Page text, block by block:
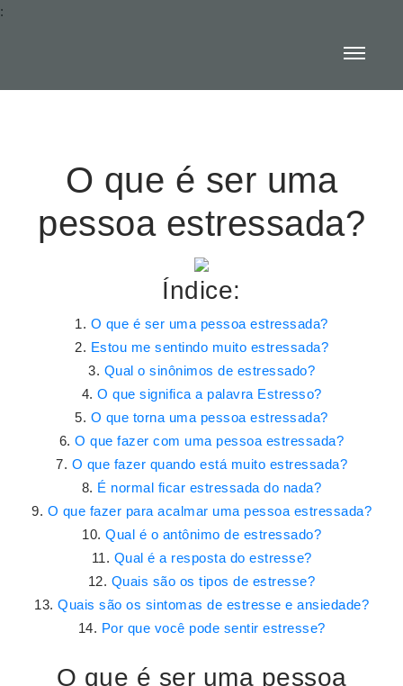
:
O que é ser uma
pessoa estressada?
Índice:
O que é ser uma pessoa estressada?
Estou me sentindo muito estressada?
Qual o sinônimos de estressado?
O que significa a palavra Estresso?
O que torna uma pessoa estressada?
O que fazer com uma pessoa estressada?
O que fazer quando está muito estressada?
É normal ficar estressada do nada?
O que fazer para acalmar uma pessoa estressada?
Qual é o antônimo de estressado?
Qual é a resposta do estresse?
Quais são os tipos de estresse?
Quais são os sintomas de estresse e ansiedade?
Por que você pode sentir estresse?
O que é ser uma pessoa